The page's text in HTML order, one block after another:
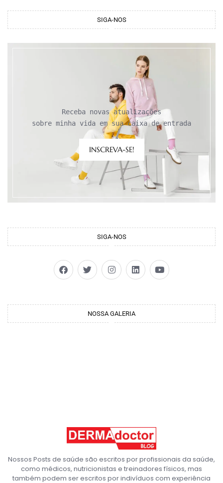
SIGA-NOS
Receba novas atualizações
sobre minha vida em sua caixa de entrada
INSCREVA-SE!
SIGA-NOS
NOSSA GALERIA
Nossos Posts de saúde são escritos por profissionais da saúde,
como médicos, nutricionistas e treinadores físicos, mas
também podem ser escritos por indivíduos com experiência